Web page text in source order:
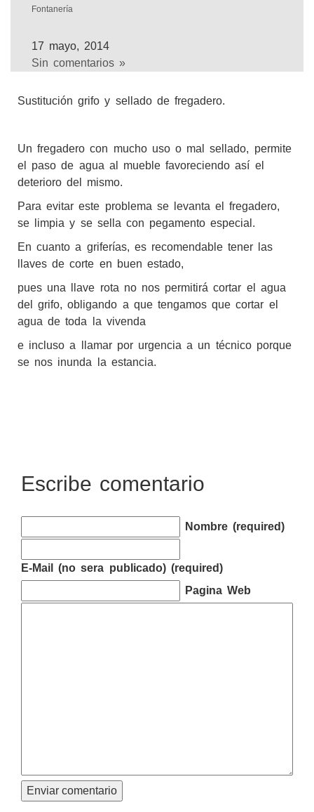
Fontanería
17 mayo, 2014
Sin comentarios »
Sustitución grifo y sellado de fregadero.
Un fregadero con mucho uso o mal sellado, permite
el paso de agua al mueble favoreciendo así el
deterioro del mismo.
Para evitar este problema se levanta el fregadero,
se limpia y se sella con pegamento especial.
En cuanto a griferías, es recomendable tener las
llaves de corte en buen estado,
pues una llave rota no nos permitirá cortar el agua
del grifo, obligando a que tengamos que cortar el
agua de toda la vivenda
e incluso a llamar por urgencia a un técnico porque
se nos inunda la estancia.
Escribe comentario
Nombre (required)
E-Mail (no sera publicado) (required)
Pagina Web